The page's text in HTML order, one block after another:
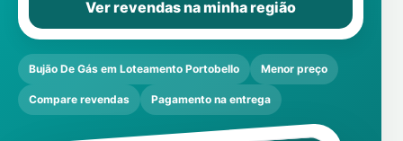
Ver revendas na minha região
Bujão De Gás em Loteamento Portobello Menor preço
Compare revendas Pagamento na entrega